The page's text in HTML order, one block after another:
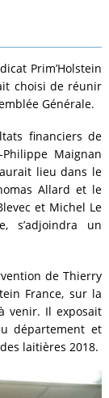
Prim’Holstein
choisi de réunir
Générale.
financiers de
Maignan
lieu dans le
Allard et le
et Michel Le
s’adjoindra un
de Thierry
France, sur la
venir. Il exposait
département et
laitières 2018.